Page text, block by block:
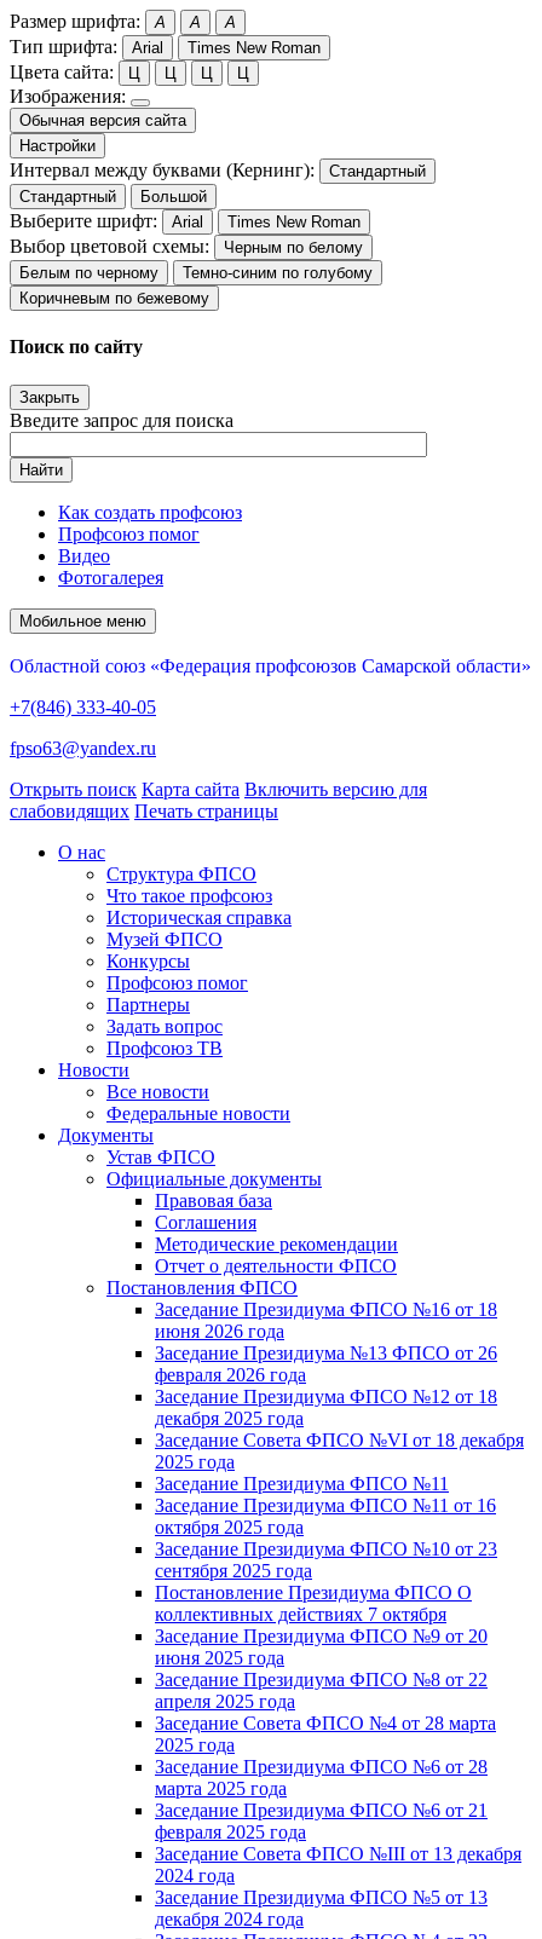
Размер шрифта: A A A
Тип шрифта: Arial Times New Roman
Цвета сайта: Ц Ц Ц Ц
Изображения:
Обычная версия сайта
Настройки
Интервал между буквами (Кернинг):
Стандартный
Стандартный
Большой
Выберите шрифт: Arial Times New Roman
Выбор цветовой схемы:
Черным по белому
Белым по черному
Темно-синим по голубому
Коричневым по бежевому
Поиск по сайту
Закрыть
Введите запрос для поиска
Найти
Как создать профсоюз
Профсоюз помог
Видео
Фотогалерея
Мобильное меню
Областной союз «Федерация профсоюзов Самарской области»
+7(846) 333-40-05
fpso63@yandex.ru
Открыть поиск Карта сайта Включить версию для
слабовидящих Печать страницы
О нас
Структура ФПСО
Что такое профсоюз
Историческая справка
Музей ФПСО
Конкурсы
Профсоюз помог
Партнеры
Задать вопрос
Профсоюз ТВ
Новости
Все новости
Федеральные новости
Документы
Устав ФПСО
Официальные документы
Правовая база
Соглашения
Методические рекомендации
Отчет о деятельности ФПСО
Постановления ФПСО
Заседание Президиума ФПСО №16 от 18
июня 2026 года
Заседание Президиума №13 ФПСО от 26
февраля 2026 года
Заседание Президиума ФПСО №12 от 18
декабря 2025 года
Заседание Совета ФПСО №VI от 18 декабря
2025 года
Заседание Президиума ФПСО №11
Заседание Президиума ФПСО №11 от 16
октября 2025 года
Заседание Президиума ФПСО №10 от 23
сентября 2025 года
Постановление Президиума ФПСО О
коллективных действиях 7 октября
Заседание Президиума ФПСО №9 от 20
июня 2025 года
Заседание Президиума ФПСО №8 от 22
апреля 2025 года
Заседание Совета ФПСО №4 от 28 марта
2025 года
Заседание Президиума ФПСО №6 от 28
марта 2025 года
Заседание Президиума ФПСО №6 от 21
февраля 2025 года
Заседание Совета ФПСО №III от 13 декабря
2024 года
Заседание Президиума ФПСО №5 от 13
декабря 2024 года